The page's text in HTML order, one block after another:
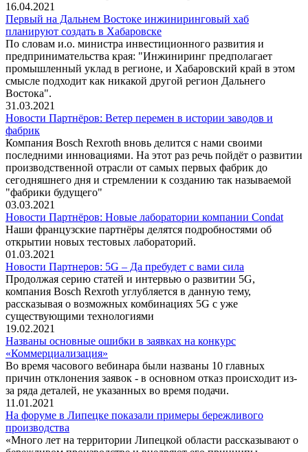
16.04.2021
Первый на Дальнем Востоке инжиниринговый хаб
планируют создать в Хабаровске
По словам и.о. министра инвестиционного развития и
предпринимательства края: "Инжиниринг предполагает
промышленный уклад в регионе, и Хабаровский край в этом
смысле подходит как никакой другой регион Дальнего
Востока".
31.03.2021
Новости Партнёров: Ветер перемен в истории заводов и
фабрик
Компания Bosch Rexroth вновь делится с нами своими
последними инновациями. На этот раз речь пойдёт о развитии
производственной отрасли от самых первых фабрик до
сегодняшнего дня и стремлении к созданию так называемой
"фабрики будущего"
03.03.2021
Новости Партнёров: Новые лаборатории компании Condat
Наши французские партнёры делятся подробностями об
открытии новых тестовых лабораторий.
01.03.2021
Новости Партнеров: 5G – Да пребудет с вами сила
Продолжая серию статей и интервью о развитии 5G,
компания Bosch Rexroth углубляется в данную тему,
рассказывая о возможных комбинациях 5G c уже
существующими технологиями
19.02.2021
Названы основные ошибки в заявках на конкурс
«Коммерциализация»
Во время часового вебинара были названы 10 главных
причин отклонения заявок - в основном отказ происходит из-
за ряда деталей, не указанных во время подачи.
11.01.2021
На форуме в Липецке показали примеры бережливого
производства
«Много лет на территории Липецкой области рассказывают о